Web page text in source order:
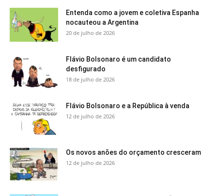
Entenda como a jovem e coletiva Espanha
nocauteou a Argentina
20 de julho de 2026
Flávio Bolsonaro é um candidato
desfigurado
18 de julho de 2026
Flávio Bolsonaro e a República à venda
12 de julho de 2026
Os novos anões do orçamento cresceram
12 de julho de 2026